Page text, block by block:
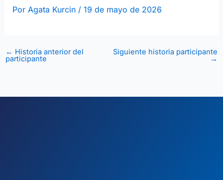
Por Agata Kurcin / 19 de mayo de 2026
← Historia anterior del
participante
Siguiente historia participante
→